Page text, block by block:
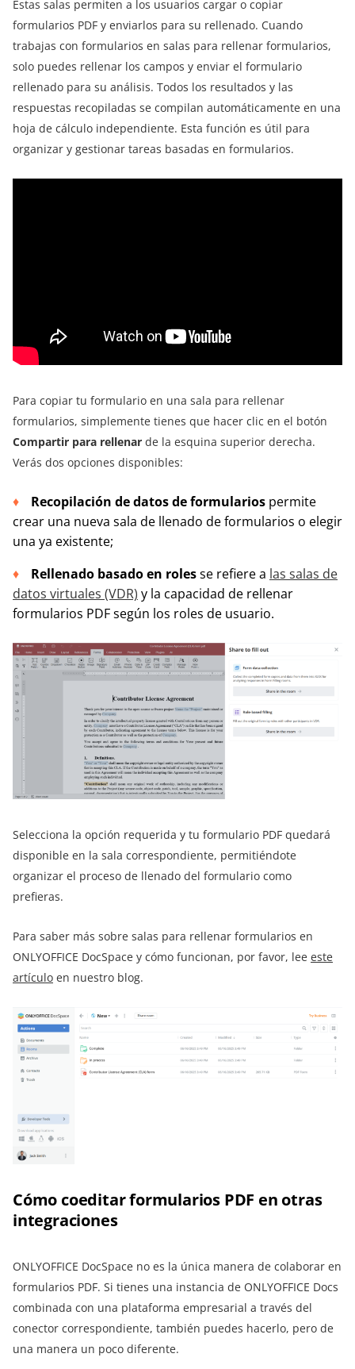
Estas salas permiten a los usuarios cargar o copiar
formularios PDF y enviarlos para su rellenado. Cuando
trabajas con formularios en salas para rellenar formularios,
solo puedes rellenar los campos y enviar el formulario
rellenado para su análisis. Todos los resultados y las
respuestas recopiladas se compilan automáticamente en una
hoja de cálculo independiente. Esta función es útil para
organizar y gestionar tareas basadas en formularios.
Para copiar tu formulario en una sala para rellenar
formularios, simplemente tienes que hacer clic en el botón
Compartir para rellenar de la esquina superior derecha.
Verás dos opciones disponibles:
Recopilación de datos de formularios permite
crear una nueva sala de llenado de formularios o elegir
una ya existente;
Rellenado basado en rolesse refiere a las salas de
datos virtuales (VDR) y la capacidad de rellenar
formularios PDF según los roles de usuario.
Selecciona la opción requerida y tu formulario PDF quedará
disponible en la sala correspondiente, permitiéndote
organizar el proceso de llenado del formulario como
prefieras.
Para saber más sobre salas para rellenar formularios en
ONLYOFFICE DocSpace y cómo funcionan, por favor, lee este
artículo en nuestro blog.
Cómo coeditar formularios PDF en otras
integraciones
ONLYOFFICE DocSpace no es la única manera de colaborar en
formularios PDF. Si tienes una instancia de ONLYOFFICE Docs
combinada con una plataforma empresarial a través del
conector correspondiente, también puedes hacerlo, pero de
una manera un poco diferente.